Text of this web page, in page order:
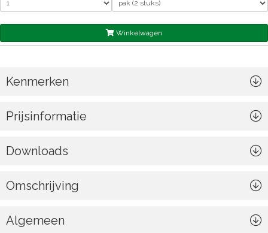
Winkelwagen
Kenmerken
Prijsinformatie
Downloads
Omschrijving
Algemeen